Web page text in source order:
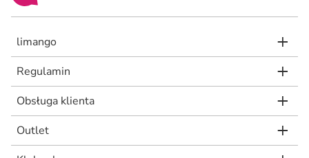
limango
Regulamin
Obsługa klienta
Outlet